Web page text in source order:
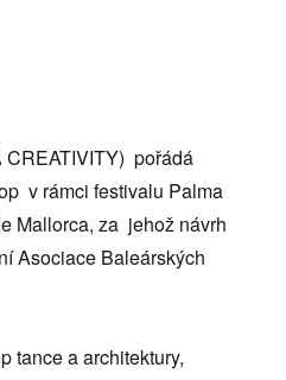
CREATIVITY) pořádá
v rámci festivalu Palma
Mallorca, za jehož návrh
Asociace Baleárských
tance a architektury,